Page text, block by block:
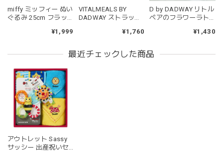
kawaii&born | ハート型 歯固めリング シリコン
2026/04/24
持ちやすいようで今持ってるおもちゃの中で1番長く握って
遊び方をしています。見た目が可愛いので遊んでいる姿もと
ても可愛いです。また、シリコン製なので哺乳瓶と一緒に洗
ったり除菌できたり常に清潔に保てるのも嬉しいです。
moca
2026/04/24
miffy ミッフィー ぬい
ぐるみ 25cm フラッ
¥1,999
VITALMEALS BY
DADWAY ストラップ
¥1,760
D by DADWAY リトル
ベアのフラワーラト
¥1,430
最近チェックした商品
アウトレット Sassy
サッシー 出産祝いセ